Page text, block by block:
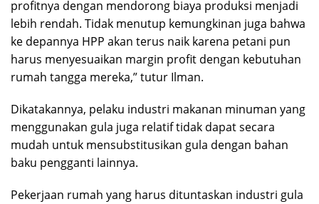
profitnya dengan mendorong biaya produksi menjadi
lebih rendah. Tidak menutup kemungkinan juga bahwa
ke depannya HPP akan terus naik karena petani pun
harus menyesuaikan margin profit dengan kebutuhan
rumah tangga mereka,” tutur Ilman.
Dikatakannya, pelaku industri makanan minuman yang
menggunakan gula juga relatif tidak dapat secara
mudah untuk mensubstitusikan gula dengan bahan
baku pengganti lainnya.
Pekerjaan rumah yang harus dituntaskan industri gula